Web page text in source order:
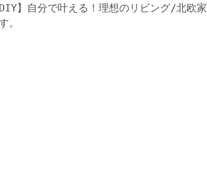
】自分で叶える！理想のリビング/北欧家
。